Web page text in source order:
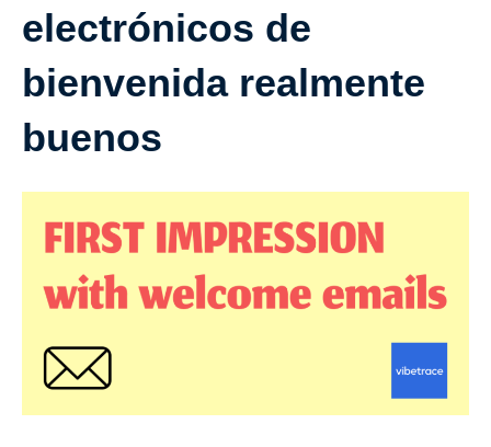
electrónicos de
bienvenida realmente
buenos